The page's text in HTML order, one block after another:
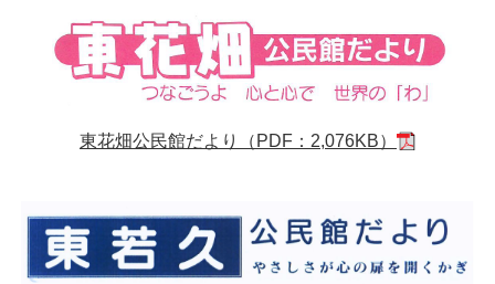
東花畑公民館だより（PDF：2,076KB）